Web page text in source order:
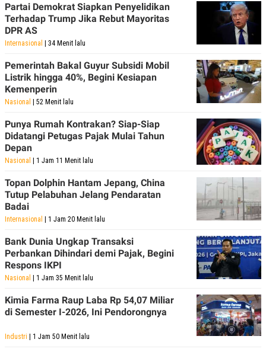
Partai Demokrat Siapkan Penyelidikan
Terhadap Trump Jika Rebut Mayoritas
DPR AS
Internasional | 34 Menit lalu
Pemerintah Bakal Guyur Subsidi Mobil
Listrik hingga 40%, Begini Kesiapan
Kemenperin
Nasional | 52 Menit lalu
Punya Rumah Kontrakan? Siap-Siap
Didatangi Petugas Pajak Mulai Tahun
Depan
Nasional | 1 Jam 11 Menit lalu
Topan Dolphin Hantam Jepang, China
Tutup Pelabuhan Jelang Pendaratan
Badai
Internasional | 1 Jam 20 Menit lalu
Bank Dunia Ungkap Transaksi
Perbankan Dihindari demi Pajak, Begini
Respons IKPI
Nasional | 1 Jam 35 Menit lalu
Kimia Farma Raup Laba Rp 54,07 Miliar
di Semester I-2026, Ini Pendorongnya
Industri | 1 Jam 50 Menit lalu